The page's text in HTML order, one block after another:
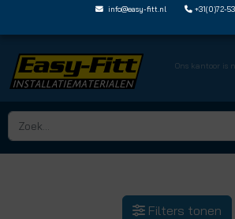
info@easy-fitt.nl +31(0)72-
Ons kantoor is
HOME › JOHN GUEST SPEEDFIT › KNIEEN EN
Filters tonen